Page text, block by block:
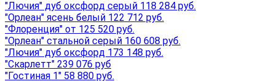
"Лючия" дуб оксфорд серый 118 284 руб.
"Орлеан" ясень белый 122 712 руб.
"Флоренция" от 125 520 руб.
"Орлеан" стальной серый 160 608 руб.
"Лючия" дуб оксфорд 173 148 руб.
"Скарлетт" 239 076 руб
"Гостиная 1" 58 880 руб.